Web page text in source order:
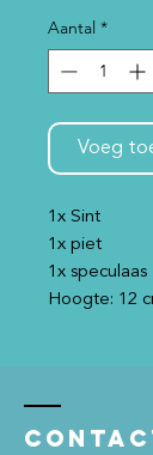
Aantal *
Voeg
1x Sint
1x piet
1x speculaas
Hoogte: 12